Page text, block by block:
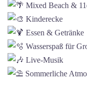
Mixed Beach &
Kinderecke
Essen & Getränke
Wasserspaß für
Live-Musik
Sommerliche